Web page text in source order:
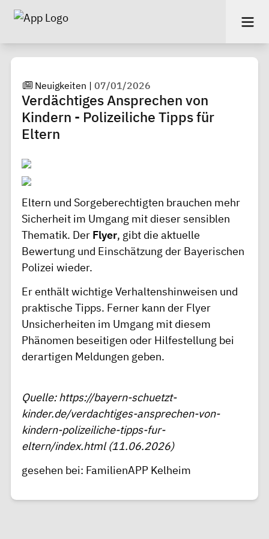
Neuigkeiten |07/01/2026
Verdächtiges Ansprechen von
Kindern - Polizeiliche Tipps für
Eltern
Eltern und Sorgeberechtigten brauchen mehr
Sicherheit im Umgang mit dieser sensiblen
Thematik. Der Flyer, gibt die aktuelle
Bewertung und Einschätzung der Bayerischen
Polizei wieder.
Er enthält wichtige Verhaltenshinweisen und
praktische Tipps. Ferner kann der Flyer
Unsicherheiten im Umgang mit diesem
Phänomen beseitigen oder Hilfestellung bei
derartigen Meldungen geben.
Quelle: https://bayern-schuetzt-
kinder.de/verdachtiges-ansprechen-von-
kindern-polizeiliche-tipps-fur-
eltern/index.html (11.06.2026)
gesehen bei: FamilienAPP Kelheim